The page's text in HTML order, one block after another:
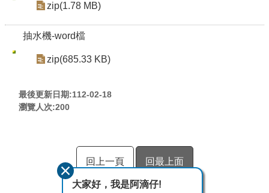
zip(1.78 MB)
抽水機-word檔
zip(685.33 KB)
最後更新日期:112-02-18
瀏覽人次:200
回上一頁 回最上面
大家好，我是阿滴仔!